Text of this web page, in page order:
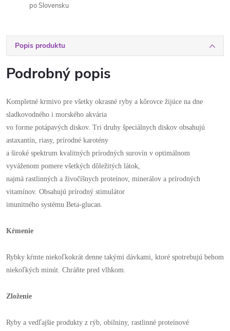
po Slovensku
Popis produktu
Podrobný popis
Kompletné krmivo pre všetky okrasné ryby a kôrovce žijúce na dne
sladkovodného i morského akvária
vo forme potápavých diskov. Tri druhy špeciálnych diskov obsahujú
astaxantín, riasy, prírodné karotény
a široké spektrum kvalitných prírodných surovín v optimálnom
vyváženom pomere všetkých dôležitých látok,
najmä rastlinných a živočíšnych proteínov, minerálov a prírodných
vitamínov. Obsahujú prírodný stimulátor
imunitného systému Beta-glucan.
Kŕmenie
Rybky kŕmte niekoľkokrát denne takými dávkami, ktoré spotrebujú behom
niekoľkých minút. Chráňte pred vlhkom.
Zloženie
Ryby a vedľajšie produkty z rýb, obilniny, rastlinné proteínové